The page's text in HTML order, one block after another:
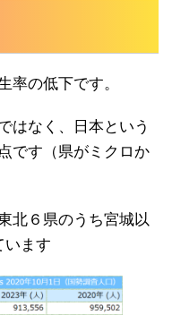
率の低下です。
はなく、日本という
です（県がミクロか
北６県のうち宮城以
います